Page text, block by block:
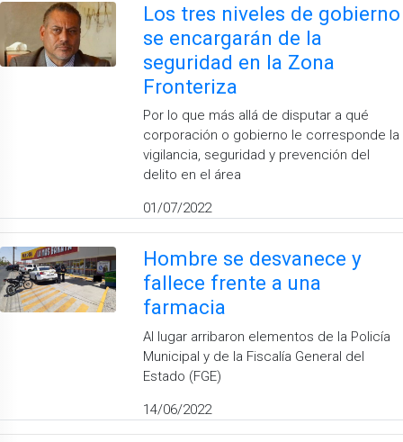
Los tres niveles de gobierno
se encargarán de la
seguridad en la Zona
Fronteriza
Por lo que más allá de disputar a qué
corporación o gobierno le corresponde la
vigilancia, seguridad y prevención del
delito en el área
01/07/2022
Hombre se desvanece y
fallece frente a una
farmacia
Al lugar arribaron elementos de la Policía
Municipal y de la Fiscalía General del
Estado (FGE)
14/06/2022